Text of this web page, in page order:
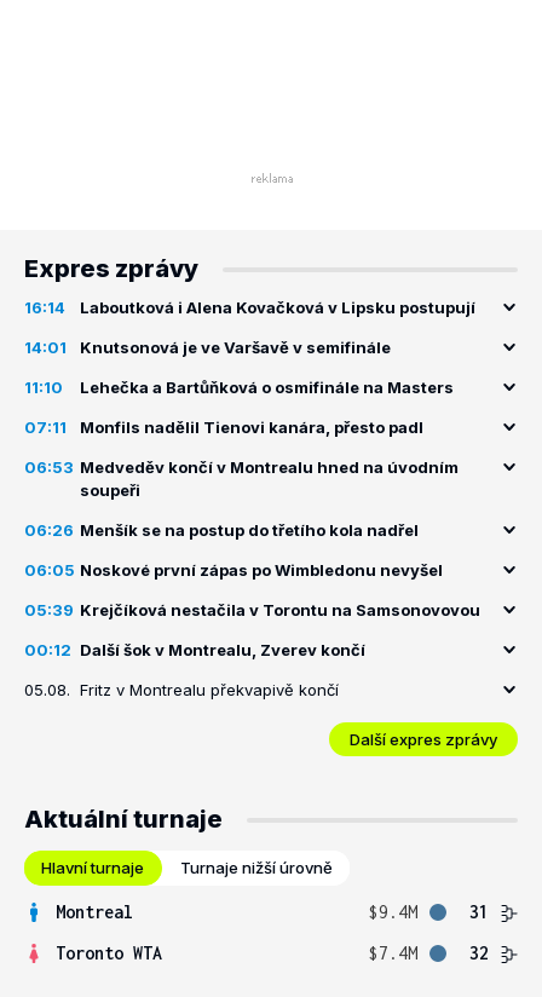
Expres zprávy
16:14 Laboutková i Alena Kovačková v Lipsku postupují
14:01 Knutsonová je ve Varšavě v semifinále
11:10 Lehečka a Bartůňková o osmifinále na Masters
07:11 Monfils nadělil Tienovi kanára, přesto padl
06:53 Medveděv končí v Montrealu hned na úvodním
soupeři
06:26 Menšík se na postup do třetího kola nadřel
06:05 Noskové první zápas po Wimbledonu nevyšel
05:39 Krejčíková nestačila v Torontu na Samsonovovou
00:12 Další šok v Montrealu, Zverev končí
05.08. Fritz v Montrealu překvapivě končí
Další expres zprávy
Aktuální turnaje
Hlavní turnaje Turnaje nižší úrovně
Montreal $9.4M
31
Toronto WTA
$7.4M 32